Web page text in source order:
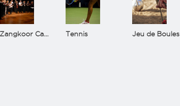
Zangkoor CantaTu Tennis Jeu de Boules